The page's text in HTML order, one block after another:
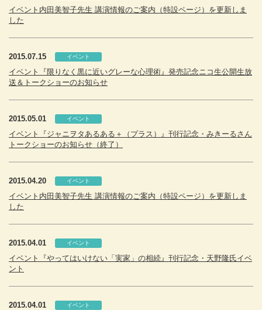
イベント内田美智子先生 講演情報のご案内（特設ページ）を更新しま
した
2015.07.15 イベント
イベント『限りなく黒に近いグレーな心理術』発売記念ニコ生公開生放
送＆トークショーのお知らせ
2015.05.01 イベント
イベント『ジャニヲタあるある＋（プラス）』刊行記念・みきーるさん
トークショーのお知らせ（終了）
2015.04.20 イベント
イベント内田美智子先生 講演情報のご案内（特設ページ）を更新しま
した
2015.04.01 イベント
イベント『やってはいけない「実家」の相続』刊行記念・天野隆氏イベ
ント
2015.04.01 イベント